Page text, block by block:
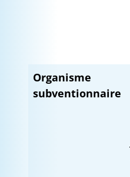
Organisme
subventionnaire